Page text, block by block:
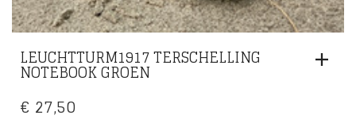
LEUCHTTURM1917 TERSCHELLING
NOTEBOOK GROEN
€ 27,50